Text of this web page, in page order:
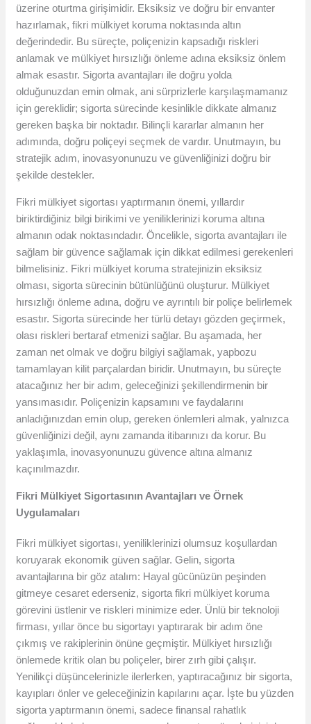
üzerine oturtma girişimidir. Eksiksiz ve doğru bir envanter
hazırlamak, fikri mülkiyet koruma noktasında altın
değerindedir. Bu süreçte, poliçenizin kapsadığı riskleri
anlamak ve mülkiyet hırsızlığı önleme adına eksiksiz önlem
almak esastır. Sigorta avantajları ile doğru yolda
olduğunuzdan emin olmak, ani sürprizlerle karşılaşmamanız
için gereklidir; sigorta sürecinde kesinlikle dikkate almanız
gereken başka bir noktadır. Bilinçli kararlar almanın her
adımında, doğru poliçeyi seçmek de vardır. Unutmayın, bu
stratejik adım, inovasyonunuzu ve güvenliğinizi doğru bir
şekilde destekler.
Fikri mülkiyet sigortası yaptırmanın önemi, yıllardır
biriktirdiğiniz bilgi birikimi ve yeniliklerinizi koruma altına
almanın odak noktasındadır. Öncelikle, sigorta avantajları ile
sağlam bir güvence sağlamak için dikkat edilmesi gerekenleri
bilmelisiniz. Fikri mülkiyet koruma stratejinizin eksiksiz
olması, sigorta sürecinin bütünlüğünü oluşturur. Mülkiyet
hırsızlığı önleme adına, doğru ve ayrıntılı bir poliçe belirlemek
esastır. Sigorta sürecinde her türlü detayı gözden geçirmek,
olası riskleri bertaraf etmenizi sağlar. Bu aşamada, her
zaman net olmak ve doğru bilgiyi sağlamak, yapbozu
tamamlayan kilit parçalardan biridir. Unutmayın, bu süreçte
atacağınız her bir adım, geleceğinizi şekillendirmenin bir
yansımasıdır. Poliçenizin kapsamını ve faydalarını
anladığınızdan emin olup, gereken önlemleri almak, yalnızca
güvenliğinizi değil, aynı zamanda itibarınızı da korur. Bu
yaklaşımla, inovasyonunuzu güvence altına almanız
kaçınılmazdır.
Fikri Mülkiyet Sigortasının Avantajları ve Örnek
Uygulamaları
Fikri mülkiyet sigortası, yeniliklerinizi olumsuz koşullardan
koruyarak ekonomik güven sağlar. Gelin, sigorta
avantajlarına bir göz atalım: Hayal gücünüzün peşinden
gitmeye cesaret ederseniz, sigorta fikri mülkiyet koruma
görevini üstlenir ve riskleri minimize eder. Ünlü bir teknoloji
firması, yıllar önce bu sigortayı yaptırarak bir adım öne
çıkmış ve rakiplerinin önüne geçmiştir. Mülkiyet hırsızlığı
önlemede kritik olan bu poliçeler, birer zırh gibi çalışır.
Yenilikçi düşüncelerinizle ilerlerken, yaptıracağınız bir sigorta,
kayıpları önler ve geleceğinizin kapılarını açar. İşte bu yüzden
sigorta yaptırmanın önemi, sadece finansal rahatlık